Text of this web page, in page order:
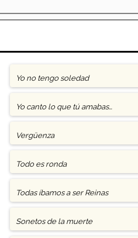
Yo no tengo soledad
Yo canto lo que tú amabas…
Vergüenza
Todo es ronda
Todas íbamos a ser Reinas
Sonetos de la muerte